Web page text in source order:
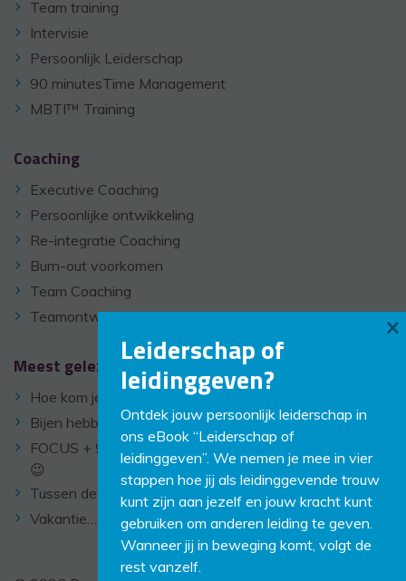
Team training
Intervisie
Persoonlijk Leiderschap
90 minutesTime Management
MBTI™ Training
Coaching
Executive Coaching
Persoonlijke ontwikkeling
Re-integratie Coaching
Burn-out voorkomen
Team Coaching
Teamontwikkeling
Meest gelezen
Hoe kom je stressvrij door je hoge werkdruk heen?
Bijen hebben geen coach
FOCUS + 9 tips om je werk af te krijgen voor je vakantie
😉
Tussen de bomen
Vakantie… relatietest?
Leiderschap of
leidinggeven?
Ontdek jouw persoonlijk leiderschap in
ons eBook “Leiderschap of
leidinggeven”. We nemen je mee in vier
stappen hoe jij als leidinggevende trouw
kunt zijn aan jezelf en jouw kracht kunt
gebruiken om anderen leiding te geven.
Wanneer jij in beweging komt, volgt de
rest vanzelf.
×